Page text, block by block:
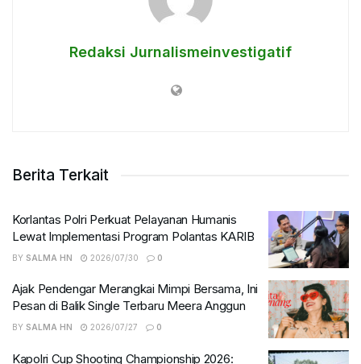
Redaksi Jurnalismeinvestigatif
Berita Terkait
Korlantas Polri Perkuat Pelayanan Humanis
Lewat Implementasi Program Polantas KARIB
BY SALMA HN 2026/07/30 0
Ajak Pendengar Merangkai Mimpi Bersama, Ini
Pesan di Balik Single Terbaru Meera Anggun
BY SALMA HN 2026/07/27 0
Kapolri Cup Shooting Championship 2026: